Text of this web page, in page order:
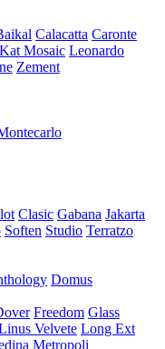
Calacatta Caronte
Mosaic Leonardo
Zement
Clasic Gabana Jakarta
Soften Studio Terratzo
Domus
Freedom Glass
Velvete Long Ext
Metropoli